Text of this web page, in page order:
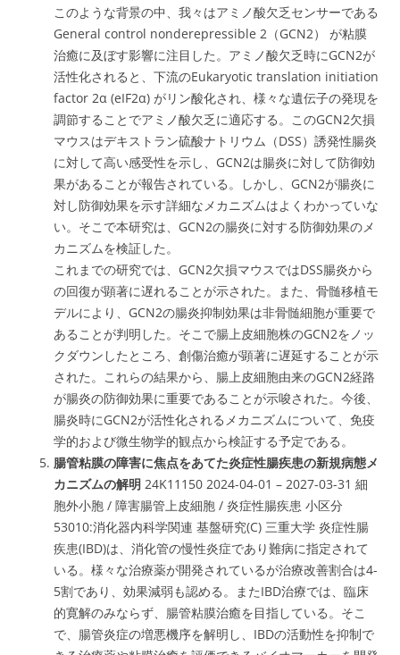
このような背景の中、我々はアミノ酸欠乏センサーである
General control nonderepressible 2（GCN2） が粘膜
治癒に及ぼす影響に注目した。アミノ酸欠乏時にGCN2が
活性化されると、下流のEukaryotic translation initiation
factor 2α (eIF2α) がリン酸化され、様々な遺伝子の発現を
調節することでアミノ酸欠乏に適応する。このGCN2欠損
マウスはデキストラン硫酸ナトリウム（DSS）誘発性腸炎
に対して高い感受性を示し、GCN2は腸炎に対して防御効
果があることが報告されている。しかし、GCN2が腸炎に
対し防御効果を示す詳細なメカニズムはよくわかっていな
い。そこで本研究は、GCN2の腸炎に対する防御効果のメ
カニズムを検証した。
これまでの研究では、GCN2欠損マウスではDSS腸炎から
の回復が顕著に遅れることが示された。また、骨髄移植モ
デルにより、GCN2の腸炎抑制効果は非骨髄細胞が重要で
あることが判明した。そこで腸上皮細胞株のGCN2をノッ
クダウンしたところ、創傷治癒が顕著に遅延することが示
された。これらの結果から、腸上皮細胞由来のGCN2経路
が腸炎の防御効果に重要であることが示唆された。今後、
腸炎時にGCN2が活性化されるメカニズムについて、免疫
学的および微生物学的観点から検証する予定である。
腸管粘膜の障害に焦点をあてた炎症性腸疾患の新規病態メ
カニズムの解明 24K11150 2024-04-01 – 2027-03-31 細
胞外小胞 / 障害腸管上皮細胞 / 炎症性腸疾患 小区分
53010:消化器内科学関連 基盤研究(C) 三重大学 炎症性腸
疾患(IBD)は、消化管の慢性炎症であり難病に指定されて
いる。様々な治療薬が開発されているが治療改善割合は4-
5割であり、効果減弱も認める。またIBD治療では、臨床
的寛解のみならず、腸管粘膜治癒を目指している。そこ
で、腸管炎症の増悪機序を解明し、IBDの活動性を抑制で